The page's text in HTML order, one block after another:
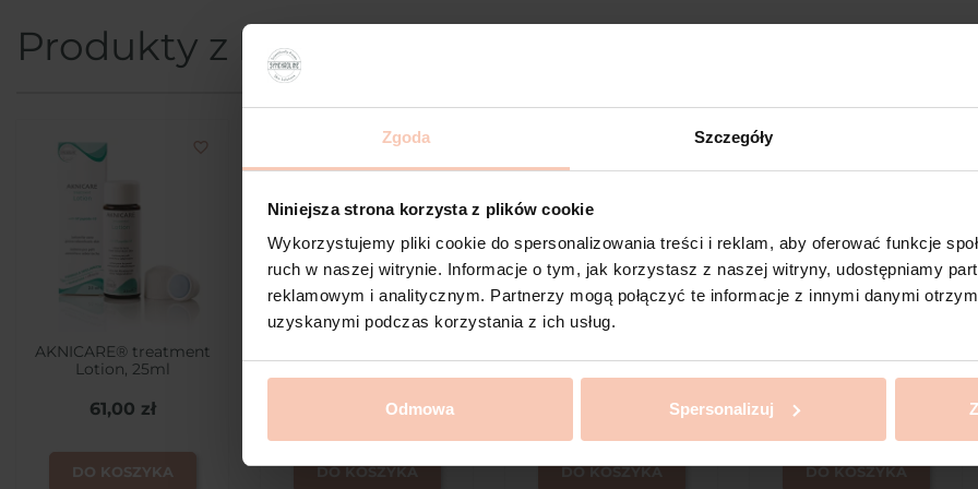
Zgoda Szczegóły
Niniejsza strona korzysta z plików cookie
Wykorzystujemy pliki cookie do spersonalizowania treści i reklam, aby oferować funkcje
ruch w naszej witrynie. Informacje o tym, jak korzystasz z naszej witryny, udostępniamy
reklamowym i analitycznym. Partnerzy mogą połączyć te informacje z innymi danymi
uzyskanymi podczas korzystania z ich usług.
Odmowa Spersonalizuj
Produkty z kategorii
AKNICARE® treatment
Lotion, 25ml
61,00 zł
DO KOSZYKA
favorite_border
74,00 zł
DO KOSZYKA DO KOSZYKA
favorite_border
DO KOSZYKA